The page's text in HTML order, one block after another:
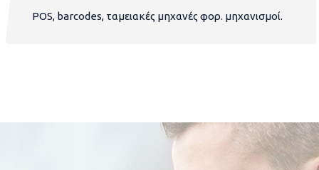
POS, barcodes, ταμειακές μηχανές φορ. μηχανισμοί.